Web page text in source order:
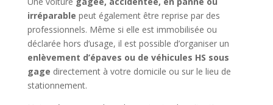
irréparable peut également être reprise par des
professionnels. Même si elle est immobilisée ou
déclarée hors d’usage, il est possible d’organiser un
enlèvement d’épaves ou de véhicules HS sous
gage directement à votre domicile ou sur le lieu de
stationnement.